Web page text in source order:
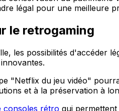
légal pour une meilleure
le retrogaming
les possibilités
"Netflix du jeu vidéo"
et à la préservation à
consoles rétro qui